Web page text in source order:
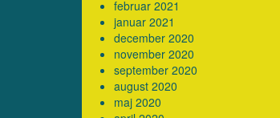
februar 2021
januar 2021
december 2020
november 2020
september 2020
august 2020
maj 2020